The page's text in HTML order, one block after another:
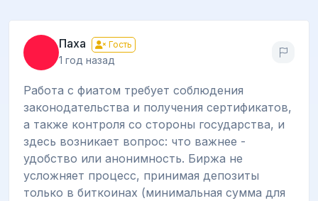
Паха Гость
1 год назад
Работа с фиатом требует соблюдения
законодательства и получения сертификатов,
а также контроля со стороны государства, и
здесь возникает вопрос: что важнее -
удобство или анонимность. Биржа не
усложняет процесс, принимая депозиты
только в биткоинах (минимальная сумма для